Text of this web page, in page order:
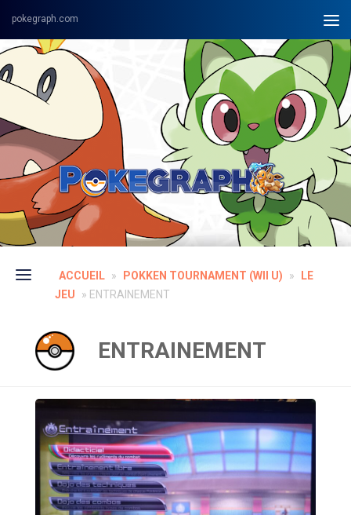
Skip to content
ACCUEIL » POKKEN TOURNAMENT (WII U) »
LE
JEU
» ENTRAINEMENT
ENTRAINEMENT